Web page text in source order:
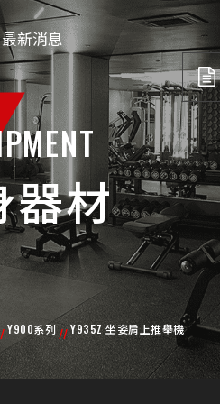
最新消息
器材
Y900系列//Y935Z 坐姿肩上推舉機